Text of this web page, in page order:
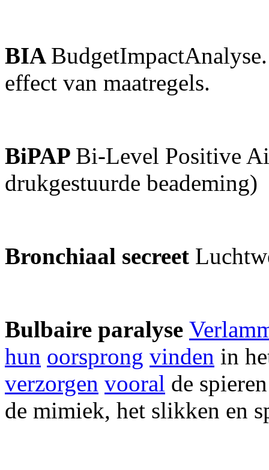
BIA
effect van maatregels.
BiPAP Bi-Level Positive
drukgestuurde beademing)
Bronchiaal secreet
Bulbaire paralyse
hun oorsprong vinden in
verzorgen vooral de
de mimiek, het slikken en